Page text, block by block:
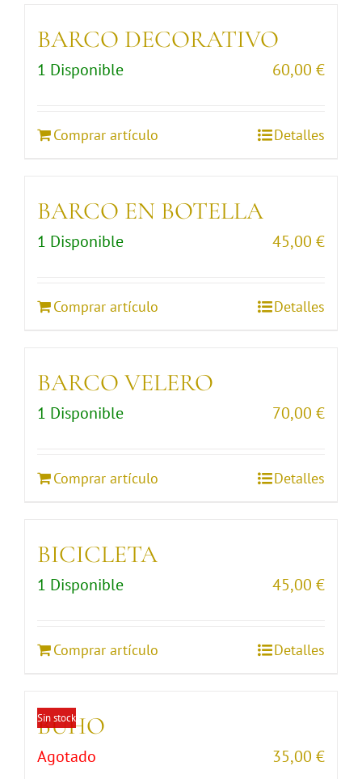
BARCO DECORATIVO
1 Disponible 60,00 €
Comprar artículo Detalles
BARCO EN BOTELLA
1 Disponible 45,00 €
Comprar artículo Detalles
BARCO VELERO
1 Disponible 70,00 €
Comprar artículo Detalles
BICICLETA
1 Disponible 45,00 €
Comprar artículo Detalles
Sin stock
BUHO
Agotado 35,00 €